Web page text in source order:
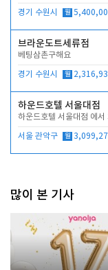
경기 수원시 월
브라운도트세류점
베팅삼촌구해요
경기 수원시 월
하운드호텔 서울대점
하운드호텔 서울대점 에
서울 관악구 월
많이 본 기사